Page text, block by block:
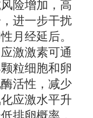
险增加，高
进一步干扰
月经延后。
应激激素可通
粒细胞和卵
活性，减少
应激水平升
排卵概率，